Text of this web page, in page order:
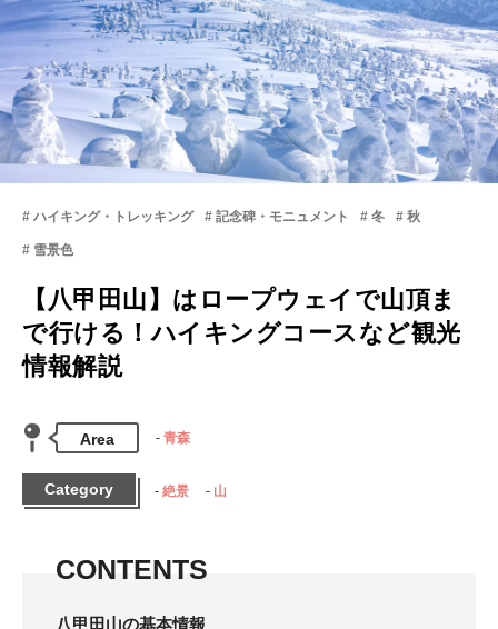
ハイキング・トレッキング 記念碑・モニュメント 冬 秋
雪景色
【八甲田山】はロープウェイで山頂ま
で行ける！ハイキングコースなど観光
情報解説
Area 青森
Category 絶景 山
CONTENTS
八甲田山の基本情報